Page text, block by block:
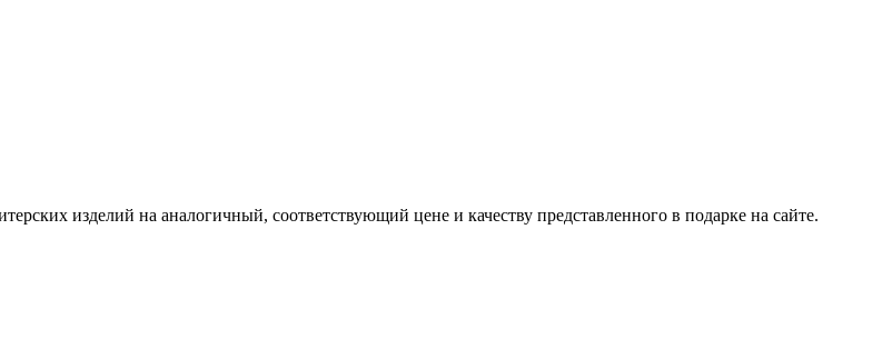
изделий на аналогичный, соответствующий цене и качеству представленного в подарке на сайте.